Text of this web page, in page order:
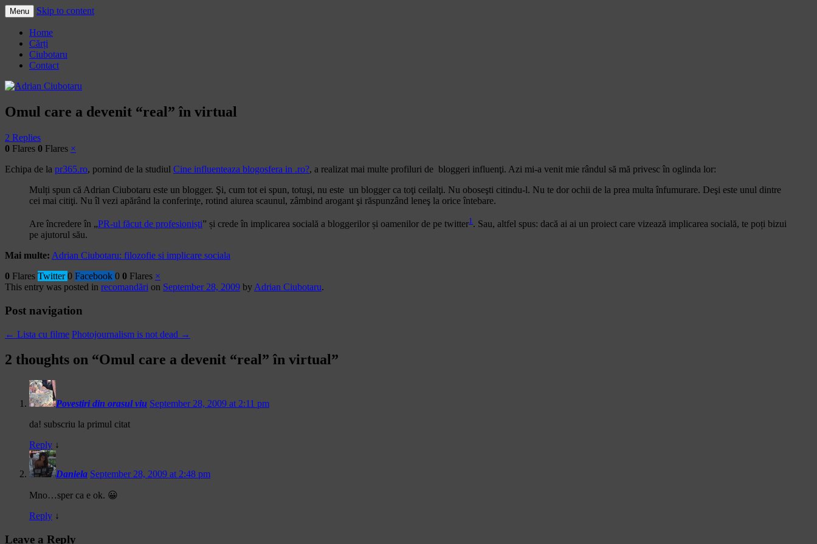
Adrian Ciubotaru
Menu Skip to content
Home
Cărți
Ciubotaru
Contact
Omul care a devenit “real” în virtual
2 Replies
0 Flares 0 Flares ×
Echipa de la pr365.ro, pornind de la studiul Cine influenteaza blogosfera in .ro?, a realizat mai multe profiluri de bloggeri influenţi. Azi mi-a venit mie rândul să mă privesc în oglinda lor:
Mulți spun că Adrian Ciubotaru este un blogger. Şi, cum tot ei spun, totuşi, nu este un blogger ca toţi ceilalţi. Nu oboseşti citindu-l. Nu te dor ochii de la prea multa înfumurare. Deşi este unul dintre
cei mai citiţi. Nu îl vezi apărând la conferinţe, rotind aiurea scaunul, zâmbind arogant şi răspunzând leneş la orice întebare.
Are încredere în „PR-ul făcut de profesioniști” și crede în implicarea socială a bloggerilor și oamenilor de pe twitter1 . Sau, altfel spus: dacă ai ai un proiect care vizează implicarea socială, te poți bizui
pe ajutorul său.
Mai multe: Adrian Ciubotaru: filozofie si implicare sociala
0 Flares Twitter 0 Facebook 0 0 Flares ×
This entry was posted in recomandări on September 28, 2009 by Adrian Ciubotaru.
Post navigation
← Lista cu filme Photojournalism is not dead →
2 thoughts on “Omul care a devenit “real” în virtual”
Povestiri din orasul viu September 28, 2009 at 2:11 pm
da! subscriu la primul citat
Reply ↓
Daniela September 28, 2009 at 2:48 pm
Mno…sper ca e ok. 😀
Reply ↓
Leave a Reply